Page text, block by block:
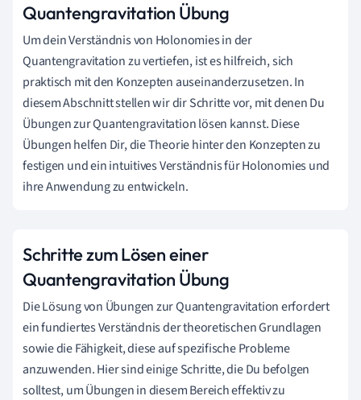
Quantengravitation Übung
Um dein Verständnis von Holonomies in der
Quantengravitation zu vertiefen, ist es hilfreich, sich
praktisch mit den Konzepten auseinanderzusetzen. In
diesem Abschnitt stellen wir dir Schritte vor, mit denen Du
Übungen zur Quantengravitation lösen kannst. Diese
Übungen helfen Dir, die Theorie hinter den Konzepten zu
festigen und ein intuitives Verständnis für Holonomies und
ihre Anwendung zu entwickeln.
Schritte zum Lösen einer
Quantengravitation Übung
Die Lösung von Übungen zur Quantengravitation erfordert
ein fundiertes Verständnis der theoretischen Grundlagen
sowie die Fähigkeit, diese auf spezifische Probleme
anzuwenden. Hier sind einige Schritte, die Du befolgen
solltest, um Übungen in diesem Bereich effektiv zu